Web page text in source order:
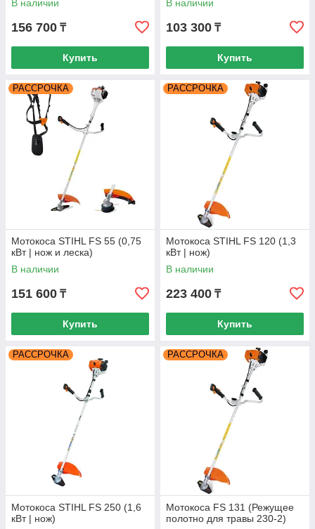
В наличии
156 700 ₸
Купить
В наличии
103 300 ₸
Купить
РАССРОЧКА
Мотокоса STIHL FS 55 (0,75
кВт | нож и леска)
В наличии
151 600 ₸
Купить
РАССРОЧКА
Мотокоса STIHL FS 120 (1,3
кВт | нож)
В наличии
223 400 ₸
Купить
РАССРОЧКА
Мотокоса STIHL FS 250 (1,6
кВт | нож)
РАССРОЧКА
Мотокоса FS 131 (Режущее
полотно для травы 230-2)